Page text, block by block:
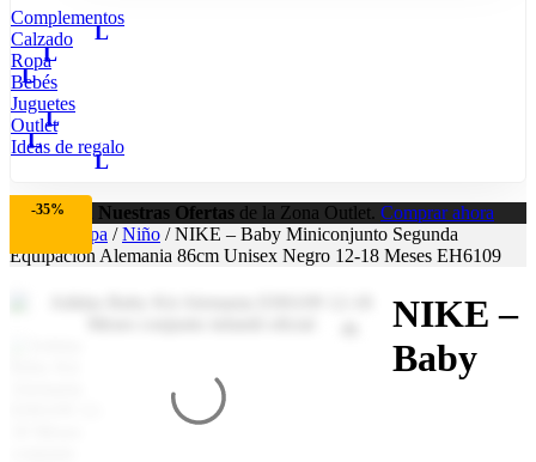
Complementos
Calzado
Ropa
Bebés
Juguetes
Outlet
Ideas de regalo
Aprovecha Nuestras Ofertas de la Zona Outlet. Comprar ahora
Ropa /Niño / NIKE – Baby Miniconjunto Segunda
Equipación Alemania 86cm Unisex Negro 12-18 Meses EH6109
-35%
NIKE –
Baby